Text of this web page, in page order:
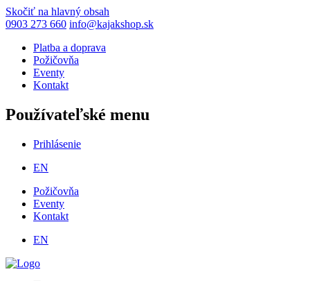
Skočiť na hlavný obsah
0903 273 660 info@kajakshop.sk
Platba a doprava
Požičovňa
Eventy
Kontakt
Používateľské menu
Prihlásenie
EN
Požičovňa
Eventy
Kontakt
EN